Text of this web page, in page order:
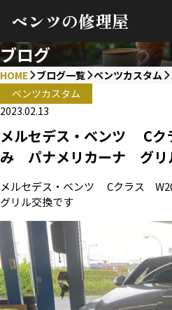
ベンツの修理屋
ブログ
HOME ブログ一覧 ベンツカスタム
ベンツカスタム
2023.02.13
メルセデス・ベンツ C
み パナメリカーナ グリ
メルセデス・ベンツ Cクラス
グリル交換です